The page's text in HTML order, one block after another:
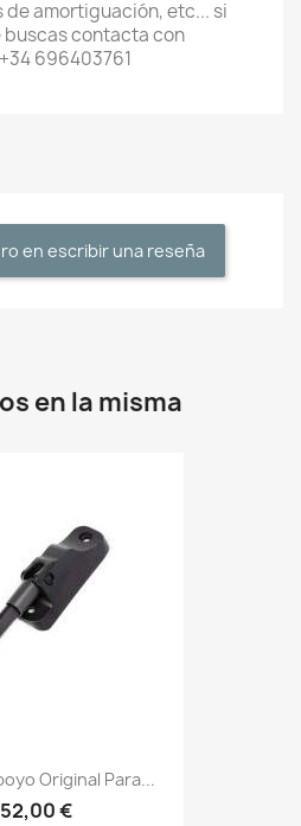
amortiguación, etc... si
buscas contacta con
696403761
en escribir una reseña
en la misma
Original Para...
52,00 €